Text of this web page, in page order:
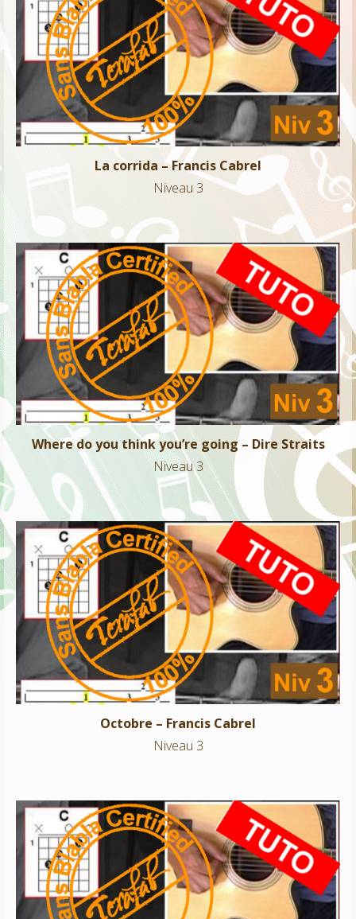
La corrida – Francis Cabrel
Niveau 3
La corrida – Francis Cabrel
Niveau 3
Where do you think you’re going – Dire Straits
Niveau 3
Where do you think you’re going – Dire Straits
Niveau 3
Octobre – Francis Cabrel
Niveau 3
Octobre – Francis Cabrel
Niveau 3
Sultans of swing – Dire Straits
Niveau 3